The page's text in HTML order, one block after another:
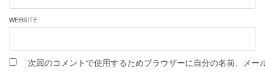
WEBSITE
次回のコメントで使用するためブラウザーに自分の名前、メー